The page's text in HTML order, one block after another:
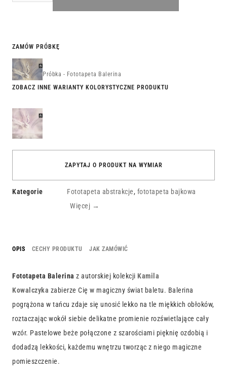
OPIS CECHY PRODUKTU JAK ZAMÓWIĆ
Fototapeta Balerina z autorskiej kolekcji Kamila
Kowalczyka zabierze Cię w magiczny świat baletu. Balerina
pogrążona w tańcu zdaje się unosić lekko na tle miękkich obłoków,
roztaczając wokół siebie delikatne promienie rozświetlające cały
wzór. Pastelowe beże połączone z szarościami pięknię ozdobią i
dodadzą lekkości, każdemu wnętrzu tworząc z niego magiczne
pomieszczenie.
ZAMÓW PRÓBKĘ
Próbka - Fototapeta Balerina
Fototapeta
Primabalerina
ZOBACZ INNE WARIANTY KOLORYSTYCZNE PRODUKTU
ZAPYTAJ O PRODUKT NA WYMIAR
Kategorie Fototapeta abstrakcje, fototapeta bajkowa
Więcej →